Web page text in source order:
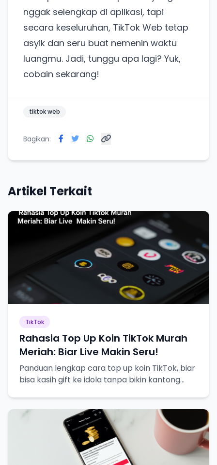
nggak selengkap di aplikasi, tapi
secara keseluruhan, TikTok Web tetap
asyik dan seru buat nemenin waktu
luangmu. Jadi, tunggu apa lagi? Yuk,
cobain sekarang!
tiktok web
Bagikan:
Artikel Terkait
TikTok
Rahasia Top Up Koin TikTok Murah
Meriah: Biar Live Makin Seru!
Panduan lengkap cara top up koin TikTok, biar
bisa kasih gift ke idola tanpa bikin kantong
untuk pengalaman lebih baik.
Tanpa daftar ulang, gratis dicoba. Kamu tetap bisa
pakai Zona Sosmed kapan saja.